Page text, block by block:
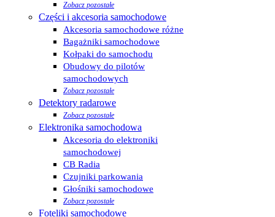
Zobacz pozostałe
Części i akcesoria samochodowe
Akcesoria samochodowe różne
Bagażniki samochodowe
Kołpaki do samochodu
Obudowy do pilotów
samochodowych
Zobacz pozostałe
Detektory radarowe
Zobacz pozostałe
Elektronika samochodowa
Akcesoria do elektroniki
samochodowej
CB Radia
Czujniki parkowania
Głośniki samochodowe
Zobacz pozostałe
Foteliki samochodowe